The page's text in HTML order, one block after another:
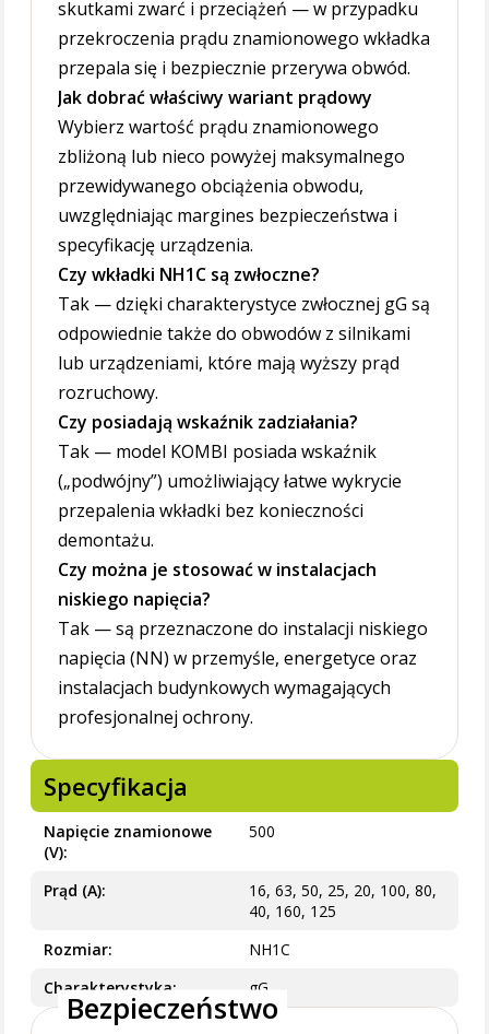
skutkami zwarć i przeciążeń — w przypadku
przekroczenia prądu znamionowego wkładka
przepala się i bezpiecznie przerywa obwód.
Jak dobrać właściwy wariant prądowy
Wybierz wartość prądu znamionowego
zbliżoną lub nieco powyżej maksymalnego
przewidywanego obciążenia obwodu,
uwzględniając margines bezpieczeństwa i
specyfikację urządzenia.
Czy wkładki NH1C są zwłoczne?
Tak — dzięki charakterystyce zwłocznej gG są
odpowiednie także do obwodów z silnikami
lub urządzeniami, które mają wyższy prąd
rozruchowy.
Czy posiadają wskaźnik zadziałania?
Tak — model KOMBI posiada wskaźnik
(„podwójny”) umożliwiający łatwe wykrycie
przepalenia wkładki bez konieczności
demontażu.
Czy można je stosować w instalacjach
niskiego napięcia?
Tak — są przeznaczone do instalacji niskiego
napięcia (NN) w przemyśle, energetyce oraz
instalacjach budynkowych wymagających
profesjonalnej ochrony.
Specyfikacja
Napięcie znamionowe
(V)
500
Prąd (A)
16, 63, 50, 25, 20, 100, 80,
40, 160, 125
Rozmiar
NH1C
Charakterystyka
gG
Bezpieczeństwo